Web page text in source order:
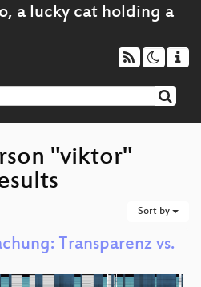
"viktor"
Sort by
Transparenz vs.